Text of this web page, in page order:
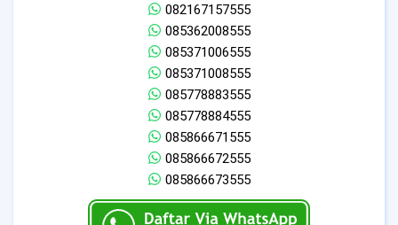
082167157555
085362008555
085371006555
085371008555
085778883555
085778884555
085866671555
085866672555
085866673555